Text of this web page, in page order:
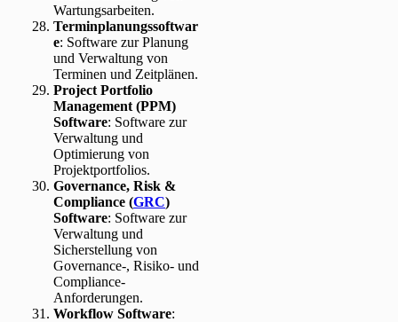
Wartungsarbeiten.
Terminplanungssoftwar
e: Software zur Planung
und Verwaltung von
Terminen und Zeitplänen.
Project Portfolio
Management (PPM)
Software: Software zur
Verwaltung und
Optimierung von
Projektportfolios.
Governance, Risk &
Compliance (GRC)
Software: Software zur
Verwaltung und
Sicherstellung von
Governance-, Risiko- und
Compliance-
Anforderungen.
Workflow Software: